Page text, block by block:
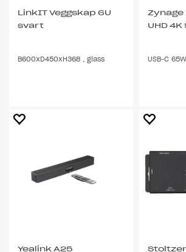
LinkIT Veggskap 6U
svart
B600xD450xH368 , glass
Zynage
UHD
USB-C
Yealink A25